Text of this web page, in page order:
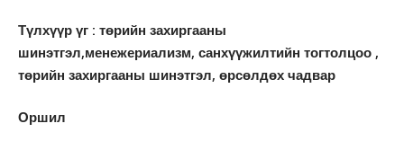
Түлхүүр үг : төрийн захиргааны
шинэтгэл,менежериализм, санхүүжилтийн тогтолцоо ,
төрийн захиргааны шинэтгэл, өрсөлдөх чадвар
Оршил